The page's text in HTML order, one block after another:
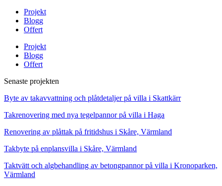
Projekt
Blogg
Offert
Projekt
Blogg
Offert
Senaste projekten
Byte av takavvattning och plåtdetaljer på villa i Skattkärr
Takrenovering med nya tegelpannor på villa i Haga
Renovering av plåttak på fritidshus i Skåre, Värmland
Takbyte på enplansvilla i Skåre, Värmland
Taktvätt och algbehandling av betongpannor på villa i Kronoparken,
Värmland